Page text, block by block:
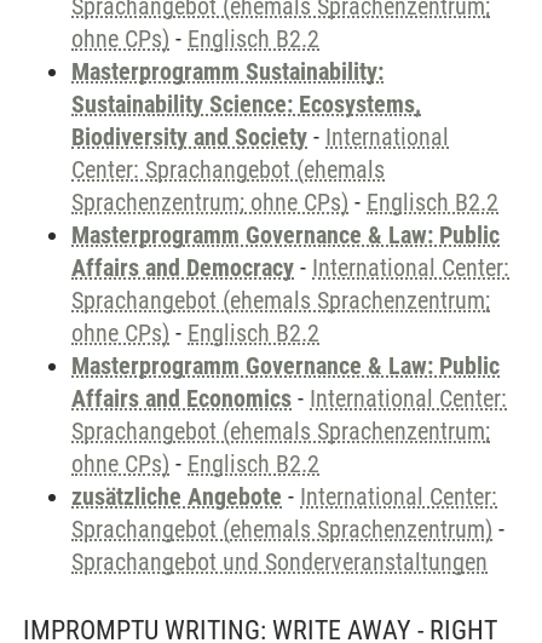
Sprachangebot (ehemals Sprachenzentrum;
ohne CPs) - Englisch B2.2
Masterprogramm Sustainability:
Sustainability Science: Ecosystems,
Biodiversity and Society - International
Center: Sprachangebot (ehemals
Sprachenzentrum; ohne CPs) - Englisch B2.2
Masterprogramm Governance & Law: Public
Affairs and Democracy - International Center:
Sprachangebot (ehemals Sprachenzentrum;
ohne CPs) - Englisch B2.2
Masterprogramm Governance & Law: Public
Affairs and Economics - International Center:
Sprachangebot (ehemals Sprachenzentrum;
ohne CPs) - Englisch B2.2
zusätzliche Angebote - International Center:
Sprachangebot (ehemals Sprachenzentrum) -
Sprachangebot und Sonderveranstaltungen
IMPROMPTU WRITING: WRITE AWAY - RIGHT